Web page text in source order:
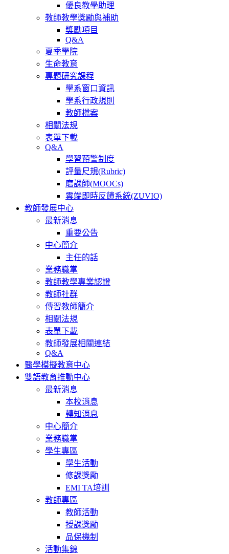
優良教學助理
教師教學獎勵與補助
獎勵項目
Q&A
夏季學院
生命教育
專題研究課程
學系窗口資訊
學系行政規則
教師檔案
相關法規
表單下載
Q&A
學習預警制度
評量尺規(Rubric)
磨課師(MOOCs)
雲端即時反饋系統(ZUVIO)
教師發展中心
最新消息
重要公告
中心簡介
主任的話
業務職掌
教師教學專業認證
教師社群
傳習教師簡介
相關法規
表單下載
教師發展相關連結
Q&A
醫學模擬教育中心
雙語教育推動中心
最新消息
本校消息
轉知消息
中心簡介
業務職掌
學生專區
學生活動
修課獎勵
EMI TA培訓
教師專區
教師活動
授課獎勵
品保機制
活動集錦